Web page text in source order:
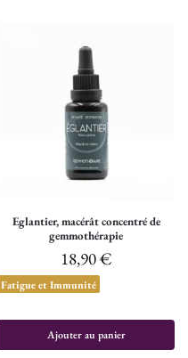
Eglantier, macérât concentré de
gemmothérapie
18,90€
Fatigue et Immunité
Ajouter au panier